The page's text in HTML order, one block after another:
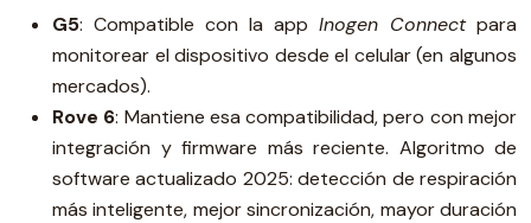
G5: Compatible con la app Inogen Connectpara
monitorear el dispositivo desde el celular (en algunos
mercados).
Rove 6: Mantiene esa compatibilidad, pero con mejor
integración y firmware más reciente. Algoritmo de
software actualizado 2025: detección de respiración
más inteligente, mejor sincronización, mayor duración